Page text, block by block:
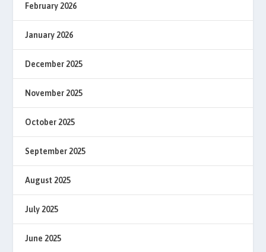
February 2026
January 2026
December 2025
November 2025
October 2025
September 2025
August 2025
July 2025
June 2025